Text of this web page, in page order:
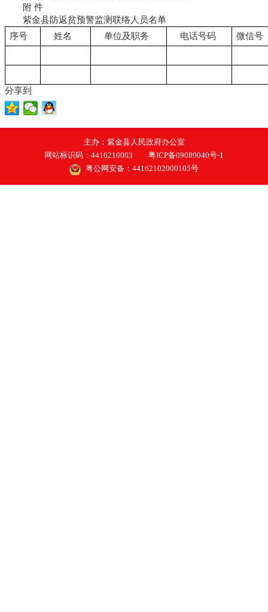
附 件
紫金县防返贫预警监测联络人员名单
序号
姓名 单位及职务 电话号码 微信号
分享到
主办：紫金县人民政府办公室
网站标识码：4416210003
粤ICP备09089040号-1
粤公网安备：44162102000105号